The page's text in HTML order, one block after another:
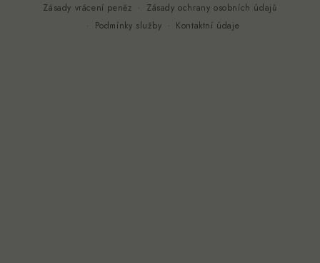
Zásady vrácení peněz
Zásady ochrany osobních údajů
Podmínky služby
Kontaktní údaje